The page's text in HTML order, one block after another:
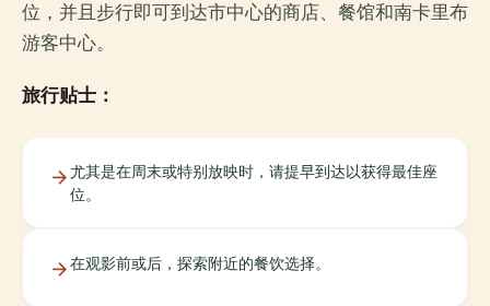
位，并且步行即可到达市中心的商店、餐馆和南卡里布
游客中心。
旅行贴士：
尤其是在周末或特别放映时，请提早到达以获得最佳座
位。
在观影前或后，探索附近的餐饮选择。